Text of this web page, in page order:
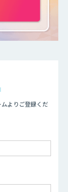
よりご登録くだ